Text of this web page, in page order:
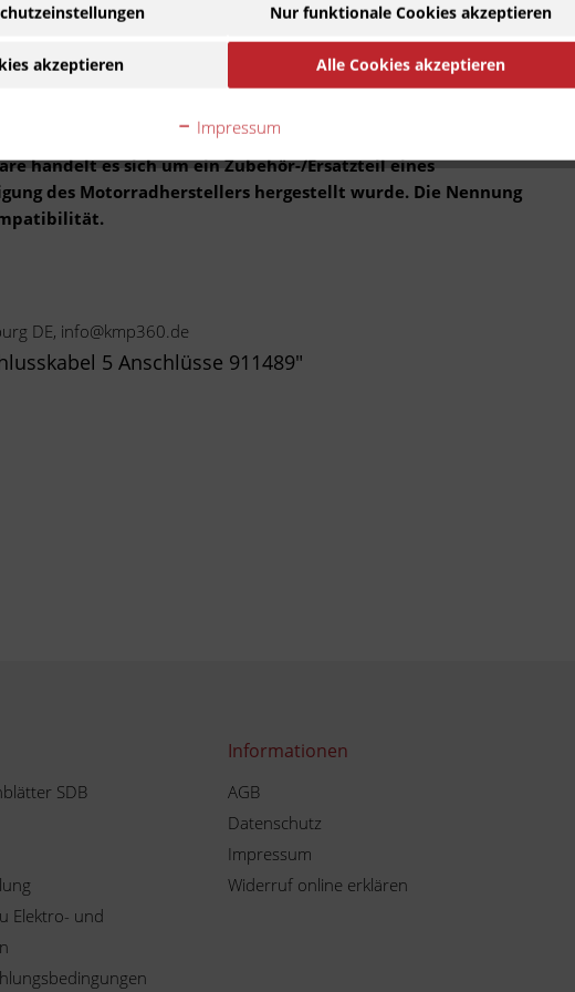
4 Takt 2011 - 2016 Zu Modell wechseln
auch bei stark schwankender Motordrehzahl konstant zu halten,
und das Überladen der Batterie verhindern. Unsere
Erstausrüstung.
handelt es sich um ein Zubehör-/Ersatzteil eines
des Motorradherstellers hergestellt wurde. Die Nennung
DE, info@kmp360.de
5 Anschlüsse 911489"
SDB
Elektro- und
Informationen
AGB
Datenschutz
Impressum
Widerruf online erklären
Nur funktionale Cookies akzeptieren
akzeptieren Alle Cookies akzeptieren
Impressum